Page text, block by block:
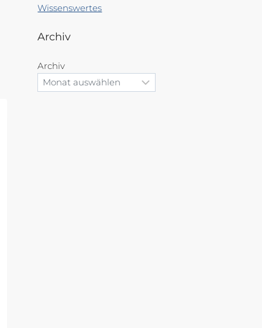
Wissenswertes
Archiv
Archiv